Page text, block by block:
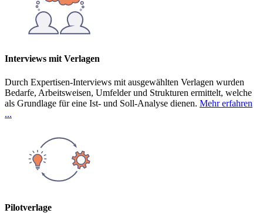
Interviews mit Verlagen
Durch Expertisen-Interviews mit ausgewählten Verlagen wurden
Bedarfe, Arbeitsweisen, Umfelder und Strukturen ermittelt, welche
als Grundlage für eine Ist- und Soll-Analyse dienen. Mehr erfahren
...
Pilotverlage